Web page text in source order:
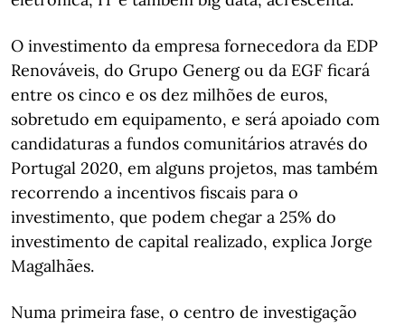
O investimento da empresa fornecedora da EDP
Renováveis, do Grupo Generg ou da EGF ficará
entre os cinco e os dez milhões de euros,
sobretudo em equipamento, e será apoiado com
candidaturas a fundos comunitários através do
Portugal 2020, em alguns projetos, mas também
recorrendo a incentivos fiscais para o
investimento, que podem chegar a 25% do
investimento de capital realizado, explica Jorge
Magalhães.
Numa primeira fase, o centro de investigação